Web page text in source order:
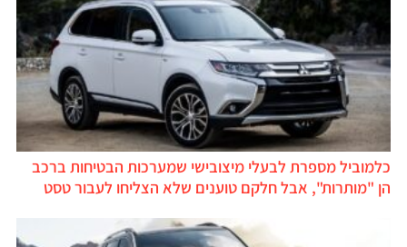
כלמוביל מספרת לבעלי מיצובישי שמערכות הבטיחות ברכב
הן "מותרות", אבל חלקם טוענים שלא הצליחו לעבור טסט